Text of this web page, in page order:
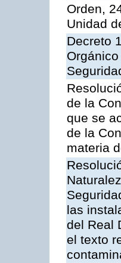
Orden,
Unidad
Decreto
de la
que se
de la
materia
las
del Real
el texto